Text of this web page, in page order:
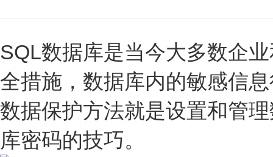
SQL数据库是当今大多数企
全措施，数据库内的敏感信
数据保护方法就是设置和管
库密码的技巧。